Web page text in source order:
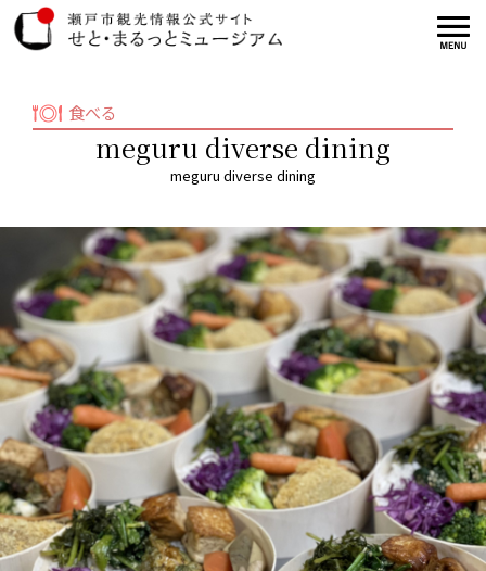
食べる
meguru diverse dining
meguru diverse dining